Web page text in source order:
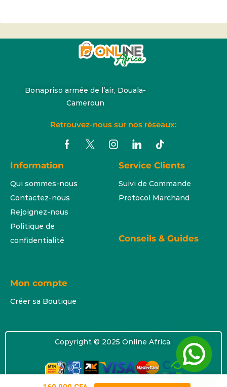
Bonapriso armée de l’air, Douala-
Cameroun
Retrouvez-nous sur nos réseaux:
Information
Qui sommes-nous
Contactez-nous
Rejoignez-nous
Politique de
confidentialité
Service Clients
Suivi de Commande
Protocol Marchand
Conseils & Guides
Mon compte
Créer sa Boutique
Copyright © 2025 Online Africa.